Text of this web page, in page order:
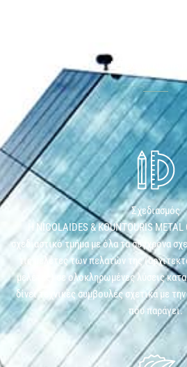
Η ΤΕΧΝΟΓΝΩΣΙΑ
Σχεδιασμός
Η NICOLAIDES & KOUNTOURIS
σχεδιαστικό τμήμα με όλα τα σύγχρονα
τις μελέτες των πελατών της
μελέτες) σε ολοκληρωμένες λύσεις
δίνει τεχνικές συμβουλές σχετικά με
που παράγει.